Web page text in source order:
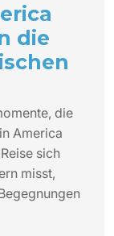
die
die
America
sich
misst,